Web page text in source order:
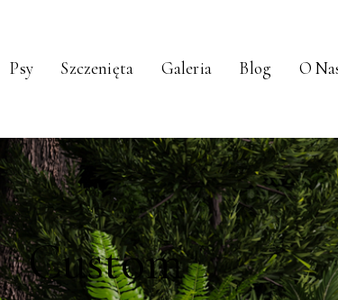
Psy Szczenięta Galeria Blog O
Custom